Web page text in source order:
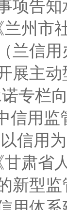
项告
兰州
兰信
展主
专栏
信用
信用
甘肃
新型